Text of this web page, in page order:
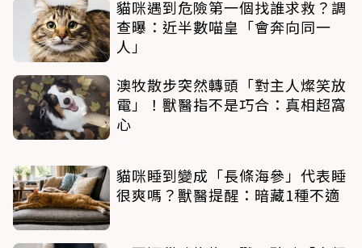
貓咪遇到危險第一個找誰求救？調
查曝：近半數喵皇「會奔向同一
人」
澳牧散步突然轉頭「對主人燦笑放
電」！獸醫指不是巧合：真相超窩
心
貓咪睡到變成「長條海參」代表睡
很爽嗎？獸醫提醒：暗藏1種不適